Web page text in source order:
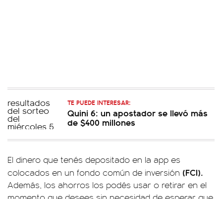
TE PUEDE INTERESAR:
Quini 6: un apostador se llevó más
de $400 millones
El dinero que tenés depositado en la app es
colocados en un fondo común de inversión (FCI).
Además, los ahorros los podés usar o retirar en el